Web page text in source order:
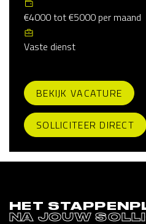
€4000 tot €5000 per maand
Vaste dienst
BEKIJK VACATURE
SOLLICITEER DIRECT
HET
NA JOUW